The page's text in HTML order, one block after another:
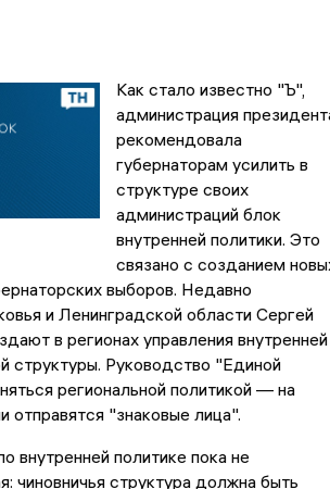
Как стало известно "Ъ",
администрация
рекомендовала
губернаторам усилить в
структуре своих
администраций блок
внутренней политики. Это
связано с созданием
выборов. Недавно
и Ленинградской области Сергей
в регионах управления внутренней
структуры. Руководство "Единой
региональной политикой — на
отправятся "знаковые лица".
внутренней политике пока не
чиновничья структура должна быть